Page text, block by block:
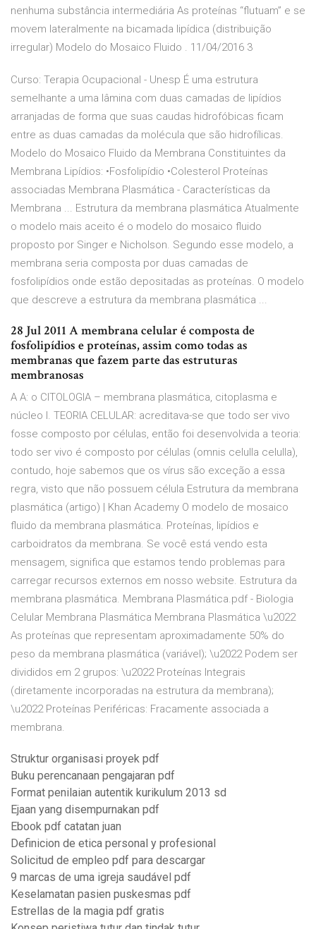
nenhuma substância intermediária As proteínas “flutuam” e se
movem lateralmente na bicamada lipídica (distribuição
irregular) Modelo do Mosaico Fluido . 11/04/2016 3
Curso: Terapia Ocupacional - Unesp É uma estrutura
semelhante a uma lâmina com duas camadas de lipídios
arranjadas de forma que suas caudas hidrofóbicas ficam
entre as duas camadas da molécula que são hidrofílicas.
Modelo do Mosaico Fluido da Membrana Constituintes da
Membrana Lipídios: •Fosfolipídio •Colesterol Proteínas
associadas Membrana Plasmática - Características da
Membrana ... Estrutura da membrana plasmática Atualmente
o modelo mais aceito é o modelo do mosaico fluido
proposto por Singer e Nicholson. Segundo esse modelo, a
membrana seria composta por duas camadas de
fosfolipídios onde estão depositadas as proteínas. O modelo
que descreve a estrutura da membrana plasmática ...
28 Jul 2011 A membrana celular é composta de
fosfolipídios e proteínas, assim como todas as
membranas que fazem parte das estruturas
membranosas
A A: o CITOLOGIA – membrana plasmática, citoplasma e
núcleo I. TEORIA CELULAR: acreditava-se que todo ser vivo
fosse composto por células, então foi desenvolvida a teoria:
todo ser vivo é composto por células (omnis celulla celulla),
contudo, hoje sabemos que os vírus são exceção a essa
regra, visto que não possuem célula Estrutura da membrana
plasmática (artigo) | Khan Academy O modelo de mosaico
fluido da membrana plasmática. Proteínas, lipídios e
carboidratos da membrana. Se você está vendo esta
mensagem, significa que estamos tendo problemas para
carregar recursos externos em nosso website. Estrutura da
membrana plasmática. Membrana Plasmática.pdf - Biologia
Celular Membrana Plasmática Membrana Plasmática \u2022
As proteínas que representam aproximadamente 50% do
peso da membrana plasmática (variável); \u2022 Podem ser
divididos em 2 grupos: \u2022 Proteínas Integrais
(diretamente incorporadas na estrutura da membrana);
\u2022 Proteínas Periféricas: Fracamente associada a
membrana.
Struktur organisasi proyek pdf
Buku perencanaan pengajaran pdf
Format penilaian autentik kurikulum 2013 sd
Ejaan yang disempurnakan pdf
Ebook pdf catatan juan
Definicion de etica personal y profesional
Solicitud de empleo pdf para descargar
9 marcas de uma igreja saudável pdf
Keselamatan pasien puskesmas pdf
Estrellas de la magia pdf gratis